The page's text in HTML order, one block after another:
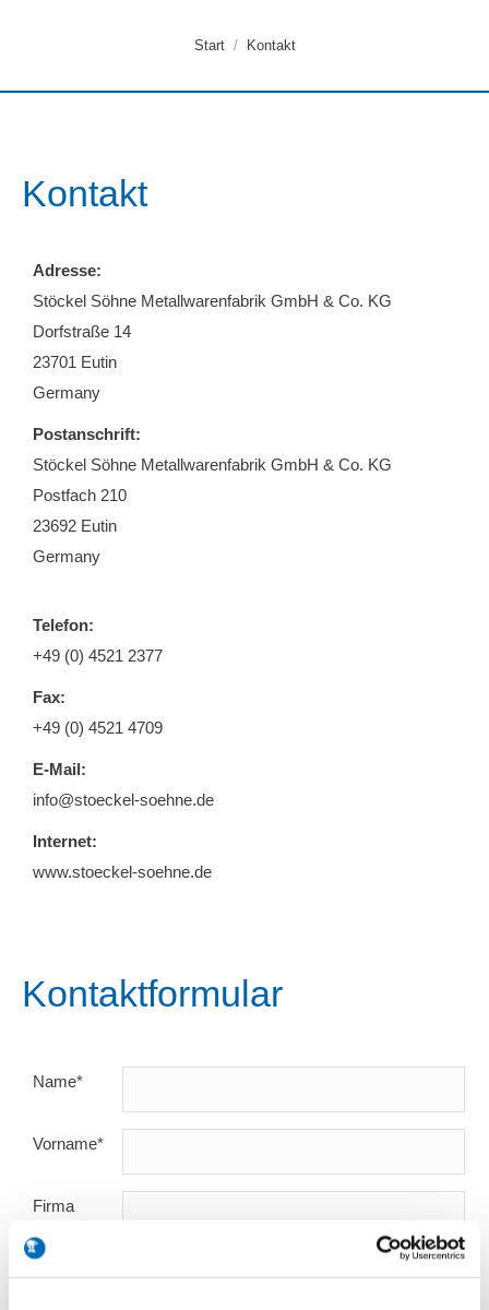
Sie befinden sich hier:Start Kontakt
Kontakt
Adresse:
Stöckel Söhne Metallwarenfabrik GmbH & Co. KG
Dorfstraße 14
23701 Eutin
Germany
Postanschrift:
Stöckel Söhne Metallwarenfabrik GmbH & Co. KG
Postfach 210
23692 Eutin
Germany
Telefon:
+49 (0) 4521 2377
Fax:
+49 (0) 4521 4709
E-Mail:
info@stoeckel-soehne.de
Internet:
www.stoeckel-soehne.de
Kontaktformular
Name*
Vorname*
Firma